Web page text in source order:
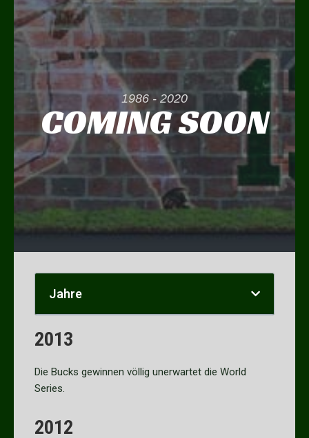
1986 - 2020
COMING SOON
Jahre
2013
Die Bucks gewinnen völlig unerwartet die World
Series.
2012